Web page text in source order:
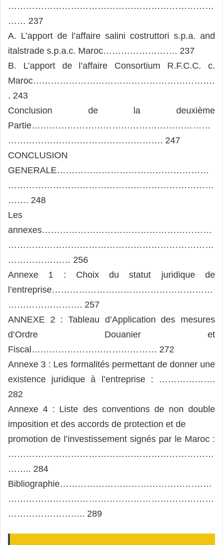
……………………………………………………………
…… 237
A. L’apport de l’affaire salini costruttori s.p.a. and
italstrade s.p.a.c. Maroc……………………. 237
B. L’apport de l’affaire Consortium R.F.C.C. c.
Maroc…………………………………………………….
. 243
Conclusion de la deuxième
Partie……………………………………………………
……………………………………………. 247
CONCLUSION
GENERALE……………………………………………
……………………………………………………………
……. 248
Les
annexes…………………………………………………
……………………………………………………………
………………… 256
Annexe 1 : Choix du statut juridique de
l’entreprise………………………………………………
……………………. 257
ANNEXE 2 : Tableau d’Application des mesures
d’Ordre Douanier et
Fiscal…………………………………… 272
Annexe 3 : Les formalités permettant de donner une
existence juridique à l’entreprise : ……………….
282
Annexe 4 : Liste des conventions de non double
imposition et des accords de protection et de
promotion de l’investissement signés par le Maroc :
……………………………………………………………
…….. 284
Bibliographie……………………………………………
……………………………………………………………
…………………….. 289